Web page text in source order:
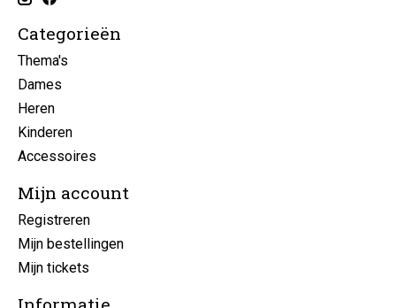
Categorieën
Thema's
Dames
Heren
Kinderen
Accessoires
Mijn account
Registreren
Mijn bestellingen
Mijn tickets